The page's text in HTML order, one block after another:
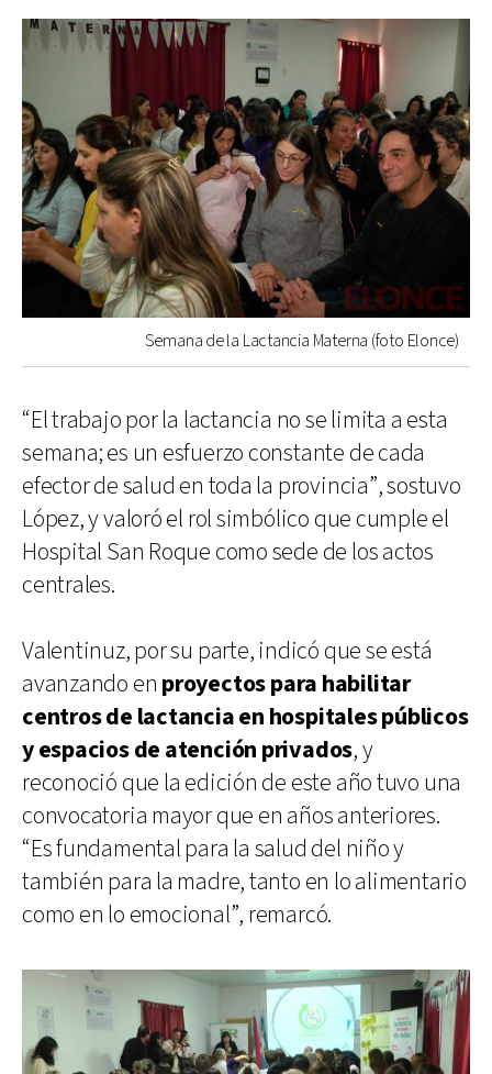
Semana de la Lactancia Materna (foto Elonce)
“El trabajo por la lactancia no se limita a esta
semana; es un esfuerzo constante de cada
efector de salud en toda la provincia”, sostuvo
López, y valoró el rol simbólico que cumple el
Hospital San Roque como sede de los actos
centrales.
Valentinuz, por su parte, indicó que se está
avanzando en proyectos para habilitar
centros de lactancia en hospitales públicos
y espacios de atención privados, y
reconoció que la edición de este año tuvo una
convocatoria mayor que en años anteriores.
“Es fundamental para la salud del niño y
también para la madre, tanto en lo alimentario
como en lo emocional”, remarcó.